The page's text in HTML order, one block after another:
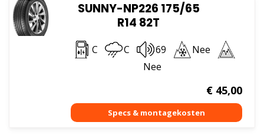
SUNNY-NP226 175/65
R14 82T
C C 69
Nee
Nee
€45,00